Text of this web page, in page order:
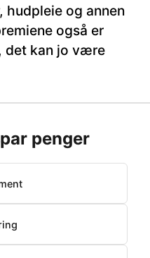
og annen
også er
det kan jo være
penger